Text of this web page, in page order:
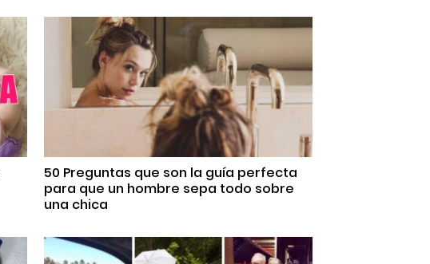
50 Preguntas que son la guía perfecta
para que un hombre sepa todo sobre
una chica